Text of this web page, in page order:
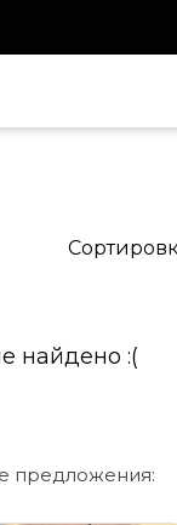
найдено :(
предложения: